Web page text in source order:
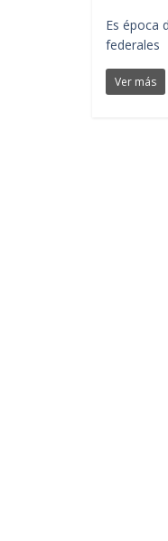
Es época
federales
Ver más